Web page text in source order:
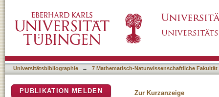
Geweberegeneration
Universitätsbibliographie → 7 Mathematisch-Naturwissenschaftliche Fakultät
Zur Kurzanzeige
PUBLIKATION MELDEN